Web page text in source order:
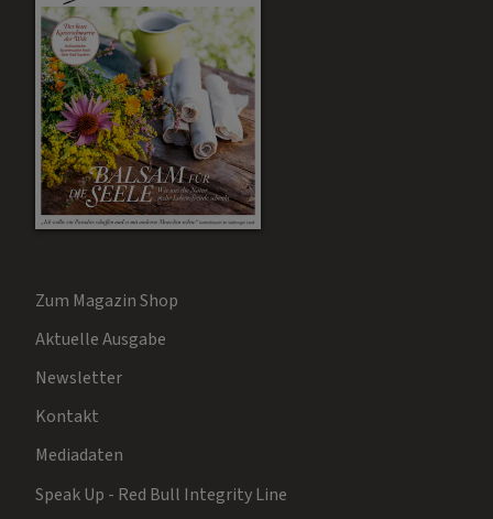
Zum Magazin Shop
Aktuelle Ausgabe
Newsletter
Kontakt
Mediadaten
Speak Up - Red Bull Integrity Line